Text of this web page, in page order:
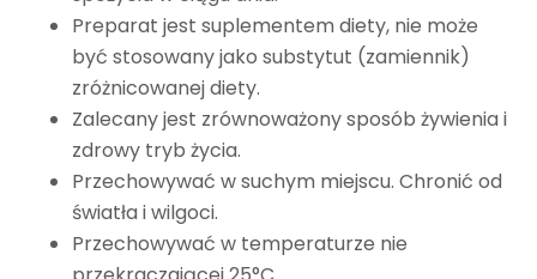
Preparat jest suplementem diety, nie może
być stosowany jako substytut (zamiennik)
zróżnicowanej diety.
Zalecany jest zrównoważony sposób żywienia i
zdrowy tryb życia.
Przechowywać w suchym miejscu. Chronić od
światła i wilgoci.
Przechowywać w temperaturze nie